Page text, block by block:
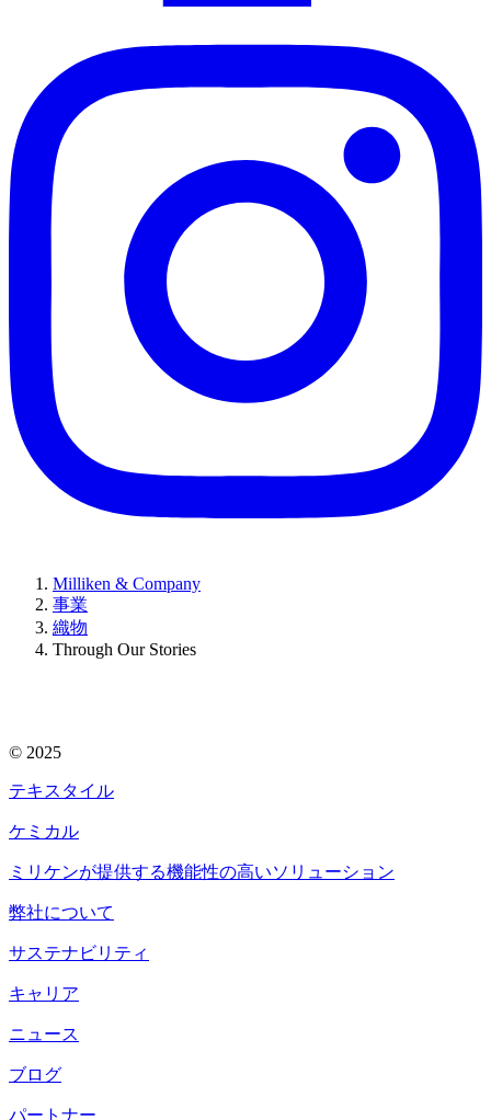
Milliken & Company
事業
織物
Through Our Stories
© 2025
テキスタイル
ケミカル
ミリケンが提供する機能性の高いソリューション
弊社について
サステナビリティ
キャリア
ニュース
ブログ
パートナー